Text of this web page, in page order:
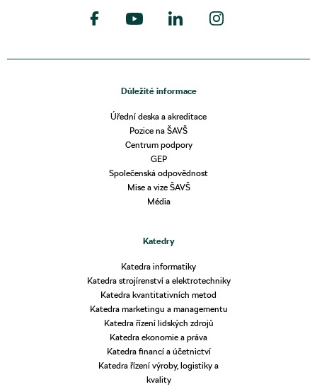
Důležité informace
Úřední deska a akreditace
Pozice na ŠAVŠ
Centrum podpory
GEP
Společenská odpovědnost
Mise a vize ŠAVŠ
Média
Katedry
Katedra informatiky
Katedra strojírenství a elektrotechniky
Katedra kvantitativních metod
Katedra marketingu a managementu
Katedra řízení lidských zdrojů
Katedra ekonomie a práva
Katedra financí a účetnictví
Katedra řízení výroby, logistiky a
kvality